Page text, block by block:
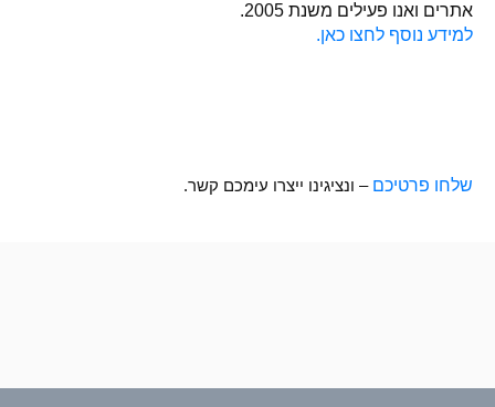
אתרים ואנו פעילים משנת 2005
.
למידע נוסף לחצו כאן.
שלחו פרטיכם – ונציגינו ייצרו עימכם קשר.